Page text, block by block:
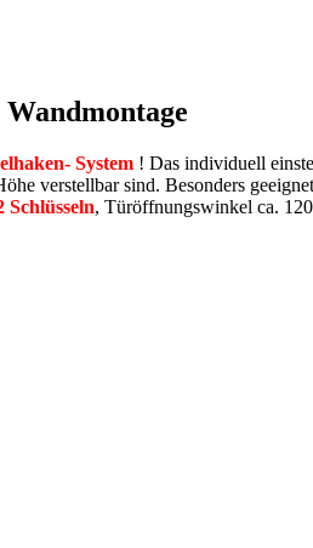
System ! Das individuell
verstellbar sind. Besonders
Schlüsseln, Türöffnungswinkel ca.